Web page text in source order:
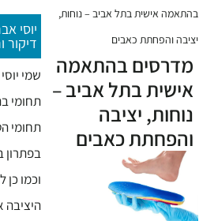
בהתאמה אישית בתל אביב – נוחות,
יציבה והפחתת כאבים
מדרסים בהתאמה
אישית בתל אביב –
נוחות, יציבה
והפחתת כאבים
יוסי
דיקור
שמי
תחומי
תחומי
בפתרון
וכמו כן
היציבה